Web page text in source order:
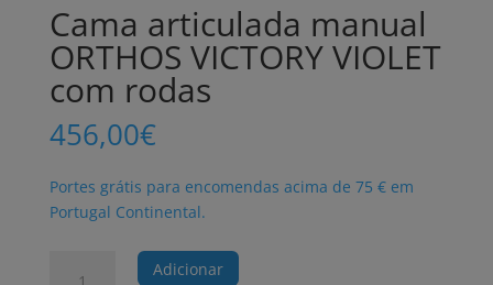
Cama articulada manual
ORTHOS VICTORY VIOLET
com rodas
456,00€
Portes grátis para encomendas acima de 75 € em
Portugal Continental.
Adicionar